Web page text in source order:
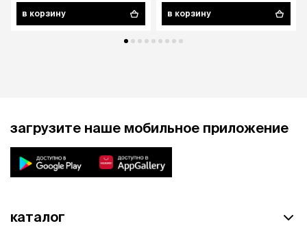
в корзину в корзину
загрузите наше мобильное приложение
каталог